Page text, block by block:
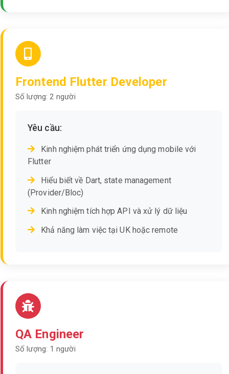
Frontend Flutter Developer
Số lượng: 2 người
Yêu cầu:
Kinh nghiệm phát triển ứng dụng mobile với
Flutter
Hiểu biết về Dart, state management
(Provider/Bloc)
Kinh nghiệm tích hợp API và xử lý dữ liệu
Khả năng làm việc tại UK hoặc remote
QA Engineer
Số lượng: 1 người